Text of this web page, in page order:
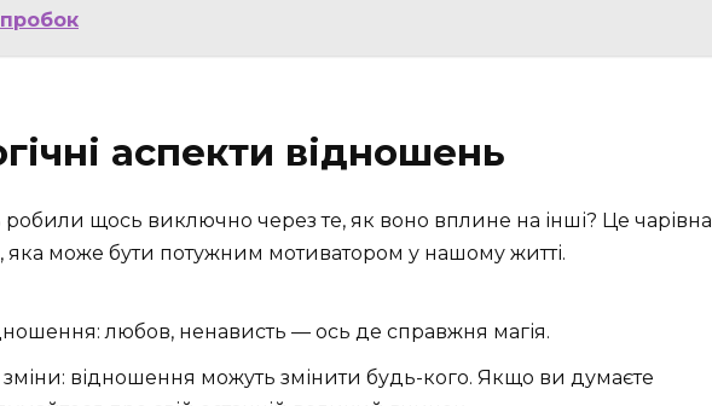
аспекти відношень
щось виключно через те, як воно вплине на інші? Це чарівна
яка може бути потужним мотиватором у нашому житті.
любов, ненависть — ось де справжня магія.
зміни: відношення можуть змінити будь-кого. Якщо ви думаєте